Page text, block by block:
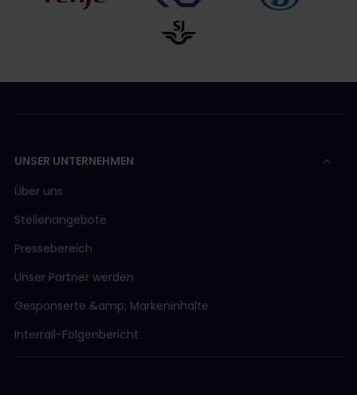
UNSER UNTERNEHMEN
Über uns
Stellenangebote
Pressebereich
Unser Partner werden
Gesponserte &amp; Markeninhalte
Interrail-Folgenbericht